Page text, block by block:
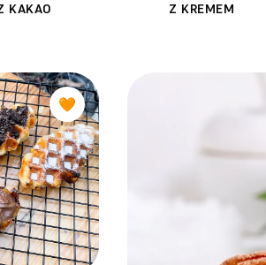
KAKAO Z KREMEM
🧡